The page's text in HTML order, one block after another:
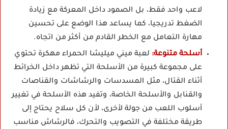
لاعب واحد فقط، بل الصمود داخل المعركة مع زيادة
الضغط تدريجيا، كما يساعد هذا الوضع على تحسين
مهارة التعامل مع الخطر القادم من أكثر من اتجاه.
أسلحة متنوعة: لعبة ميني ميليشا الحمراء مهكرة تحتوي
على مجموعة كبيرة من الأسلحة التي تظهر داخل الخرائط
أثناء القتال، مثل المسدسات والرشاشات والقناصات
والقنابل والأسلحة الخاصة، وتفيد هذه الأسلحة في تغيير
أسلوب اللعب من جولة لأخرى، لأن كل سلاح يحتاج إلى
طريقة مختلفة في التصويب والتحرك، فالرشاش مناسب